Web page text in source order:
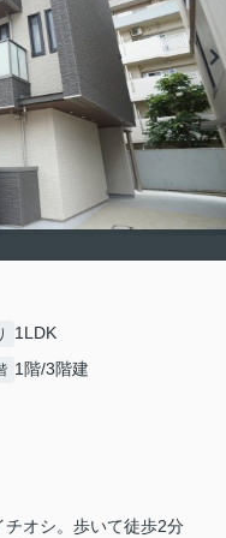
1LDK
1階/3階建
オシ。歩いて徒歩2分